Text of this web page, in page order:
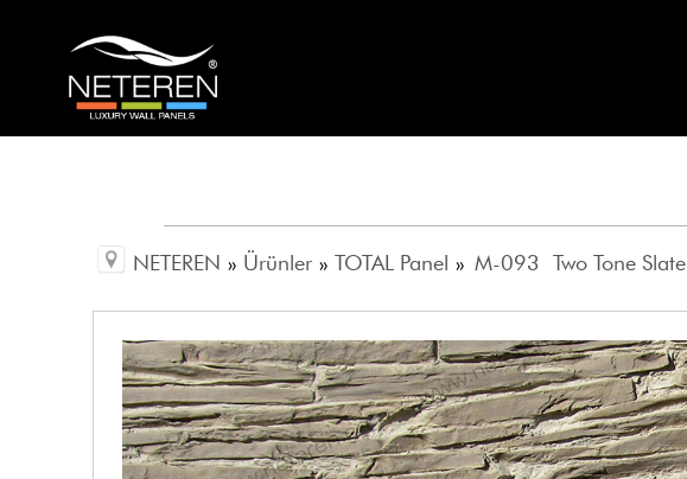
NETEREN » Ürünler » TOTAL Panel » M-093 Two Tone Slate